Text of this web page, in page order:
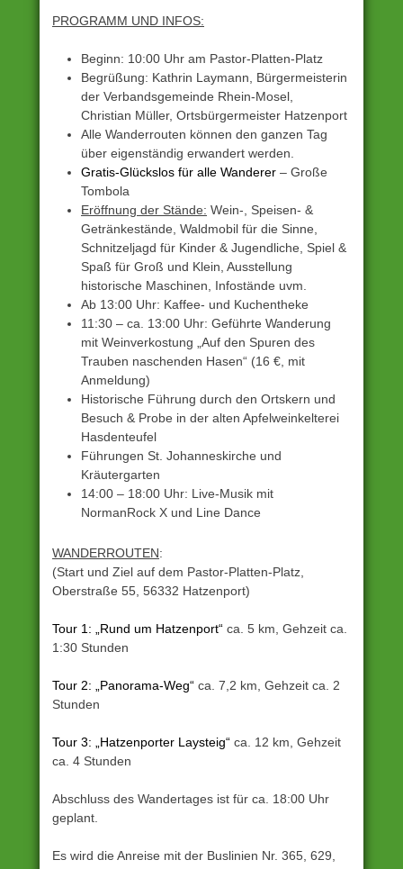
PROGRAMM UND INFOS:
Beginn: 10:00 Uhr am Pastor-Platten-Platz
Begrüßung: Kathrin Laymann, Bürgermeisterin
der Verbandsgemeinde Rhein-Mosel,
Christian Müller, Ortsbürgermeister Hatzenport
Alle Wanderrouten können den ganzen Tag
über eigenständig erwandert werden.
Gratis-Glückslos für alle Wanderer – Große
Tombola
Eröffnung der Stände: Wein-, Speisen- &
Getränkestände, Waldmobil für die Sinne,
Schnitzeljagd für Kinder & Jugendliche, Spiel &
Spaß für Groß und Klein, Ausstellung
historische Maschinen, Infostände uvm.
Ab 13:00 Uhr: Kaffee- und Kuchentheke
11:30 – ca. 13:00 Uhr: Geführte Wanderung
mit Weinverkostung „Auf den Spuren des
Trauben naschenden Hasen“ (16 €, mit
Anmeldung)
Historische Führung durch den Ortskern und
Besuch & Probe in der alten Apfelweinkelterei
Hasdenteufel
Führungen St. Johanneskirche und
Kräutergarten
14:00 – 18:00 Uhr: Live-Musik mit
NormanRock X und Line Dance
WANDERROUTEN:
(Start und Ziel auf dem Pastor-Platten-Platz,
Oberstraße 55, 56332 Hatzenport)
Tour 1: „Rund um Hatzenport“ ca. 5 km, Gehzeit ca.
1:30 Stunden
Tour 2: „Panorama-Weg“ ca. 7,2 km, Gehzeit ca. 2
Stunden
Tour 3: „Hatzenporter Laysteig“ ca. 12 km, Gehzeit
ca. 4 Stunden
Abschluss des Wandertages ist für ca. 18:00 Uhr
geplant.
Es wird die Anreise mit der Buslinien Nr. 365, 629,